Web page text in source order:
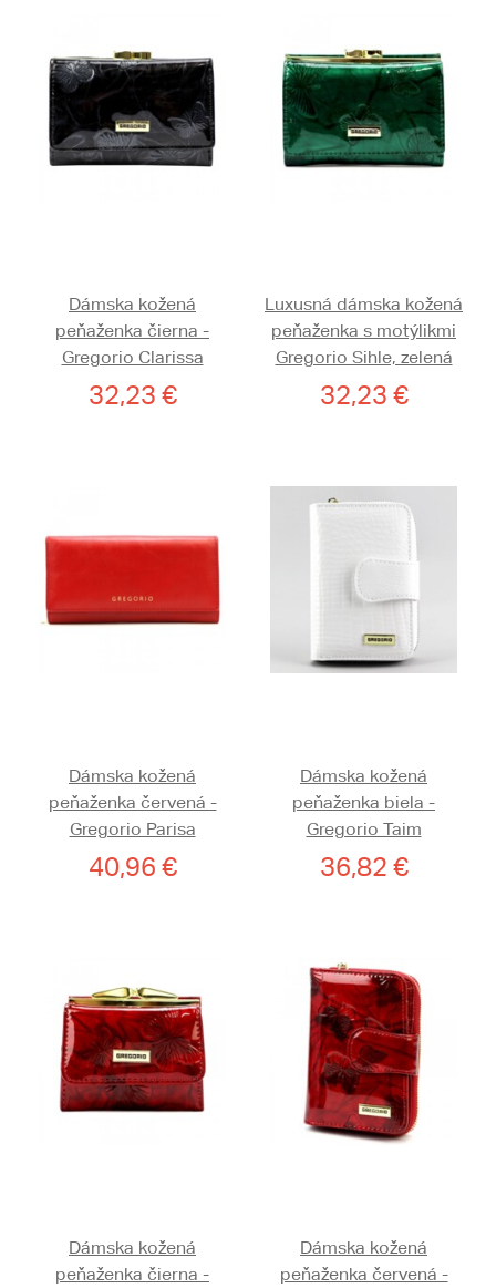
Dámska kožená
peňaženka čierna -
Gregorio Clarissa
32,23 €
Luxusná dámska kožená
peňaženka s motýlikmi
Gregorio Sihle, zelená
32,23 €
Dámska kožená
peňaženka červená -
Gregorio Parisa
40,96 €
Dámska kožená
peňaženka biela -
Gregorio Taim
36,82 €
Dámska kožená
peňaženka čierna -
Dámska kožená
peňaženka červená -